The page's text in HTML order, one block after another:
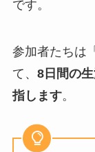
です。
参加者たちは
て、 8日間の
指します。